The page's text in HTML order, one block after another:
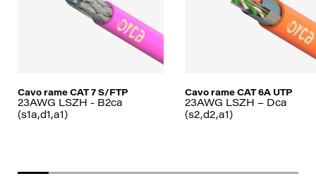
Cavo rame CAT 7 S/FTP
23AWG LSZH - B2ca
(s1a,d1,a1)
Cavo rame CAT 6A UTP
23AWG LSZH – Dca
(s2,d2,a1)